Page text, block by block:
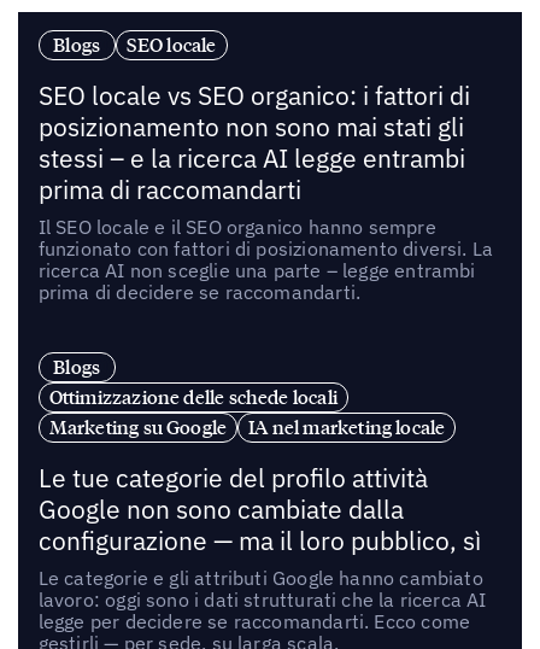
Blogs SEO locale
SEO locale vs SEO organico: i fattori di
posizionamento non sono mai stati gli
stessi – e la ricerca AI legge entrambi
prima di raccomandarti
Il SEO locale e il SEO organico hanno sempre
funzionato con fattori di posizionamento diversi. La
ricerca AI non sceglie una parte – legge entrambi
prima di decidere se raccomandarti.
Blogs
Ottimizzazione delle schede locali
Marketing su Google
IA nel marketing locale
Le tue categorie del profilo attività
Google non sono cambiate dalla
configurazione — ma il loro pubblico, sì
Le categorie e gli attributi Google hanno cambiato
lavoro: oggi sono i dati strutturati che la ricerca AI
legge per decidere se raccomandarti. Ecco come
gestirli — per sede, su larga scala.